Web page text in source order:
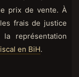
prix de vente. À
frais de justice
représentation
en BiH.